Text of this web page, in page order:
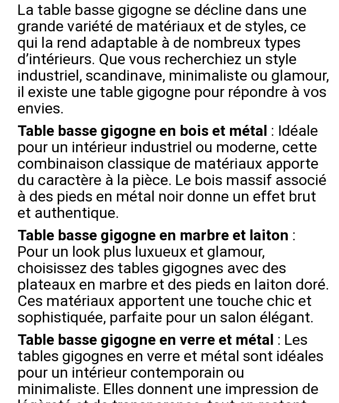
La table basse gigogne se décline dans une
grande variété de matériaux et de styles, ce
qui la rend adaptable à de nombreux types
d’intérieurs. Que vous recherchiez un style
industriel, scandinave, minimaliste ou glamour,
il existe une table gigogne pour répondre à vos
envies.
Table basse gigogne en bois et métal : Idéale
pour un intérieur industriel ou moderne, cette
combinaison classique de matériaux apporte
du caractère à la pièce. Le bois massif associé
à des pieds en métal noir donne un effet brut
et authentique.
Table basse gigogne en marbre et laiton :
Pour un look plus luxueux et glamour,
choisissez des tables gigognes avec des
plateaux en marbre et des pieds en laiton doré.
Ces matériaux apportent une touche chic et
sophistiquée, parfaite pour un salon élégant.
Table basse gigogne en verre et métal : Les
tables gigognes en verre et métal sont idéales
pour un intérieur contemporain ou
minimaliste. Elles donnent une impression de